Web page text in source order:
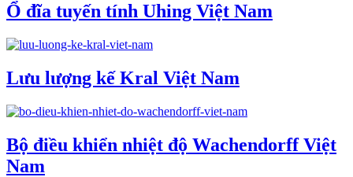
Ổ đĩa tuyến tính Uhing Việt Nam
Lưu lượng kế Kral Việt Nam
Bộ điều khiển nhiệt độ Wachendorff Việt
Nam